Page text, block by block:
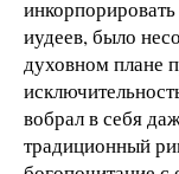
иудеев, было
духовном плане
вобрал в себя
традиционный